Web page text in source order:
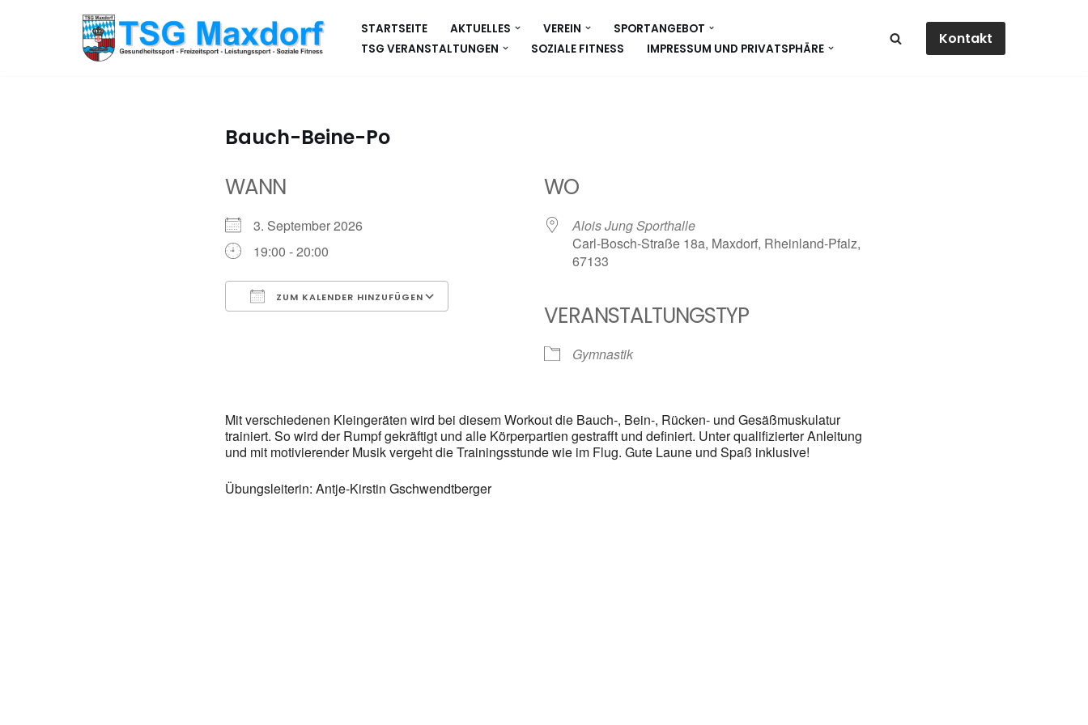
STARTSEITE AKTUELLES VEREIN
SPORTANGEBOT
TSG VERANSTALTUNGEN
SOZIALE FITNESS IMPRESSUM UND PRIVATSPHÄRE
Kontakt
Bauch-Beine-Po
WANN
3. September 2026
19:00 - 20:00
ZUM KALENDER HINZUFÜGEN
Google Kalender iCalendar
WO
Alois Jung Sporthalle
Carl-Bosch-Straße 18a, Maxdorf, Rheinland-Pfalz,
67133
VERANSTALTUNGSTYP
Gymnastik
Mit verschiedenen Kleingeräten wird bei diesem Workout die Bauch-, Bein-, Rücken- und Gesäßmuskulatur
trainiert. So wird der Rumpf gekräftigt und alle Körperpartien gestrafft und definiert. Unter qualifizierter Anleitung
und mit motivierender Musik vergeht die Trainingsstunde wie im Flug. Gute Laune und Spaß inklusive!
Übungsleiterin: Antje-Kirstin Gschwendtberger